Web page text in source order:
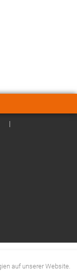
|
auf unserer Website.